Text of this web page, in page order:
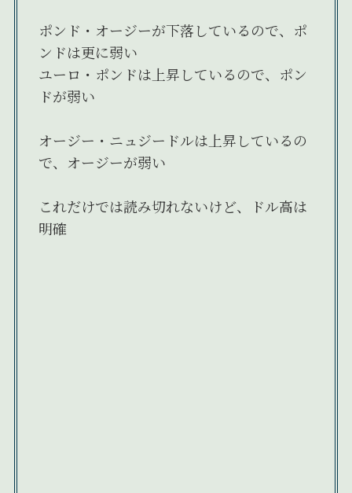
ポンド・オージーが下落しているので、ポ
ンドは更に弱い
ユーロ・ポンドは上昇しているので、ポン
ドが弱い
オージー・ニュジードルは上昇しているの
で、オージーが弱い
これだけでは読み切れないけど、ドル高は
明確